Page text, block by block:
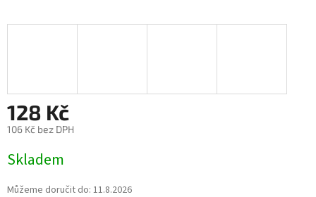
128 Kč
106 Kč bez DPH
cena:
Skladem
Můžeme doručit do: 11.8.2026